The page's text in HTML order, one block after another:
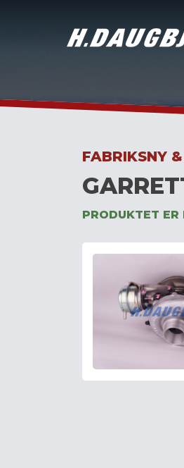
FABRIKSNY
PRODUKTET ER